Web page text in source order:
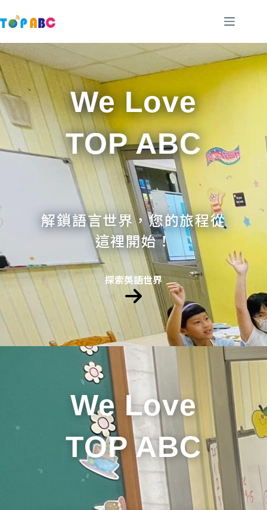
至
要
內
容
We Love
TOP ABC
解鎖語言世界，您的旅程從
這裡開始！
探索英語世界
We Love
TOP ABC